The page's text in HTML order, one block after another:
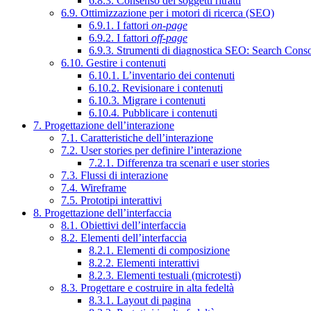
6.9. Ottimizzazione per i motori di ricerca (SEO)
6.9.1. I fattori on-page
6.9.2. I fattori off-page
6.9.3. Strumenti di diagnostica SEO: Search
6.10. Gestire i contenuti
6.10.1. L’inventario dei contenuti
6.10.2. Revisionare i contenuti
6.10.3. Migrare i contenuti
6.10.4. Pubblicare i contenuti
7. Progettazione dell’interazione
7.1. Caratteristiche dell’interazione
7.2. User stories per definire l’interazione
7.2.1. Differenza tra scenari e user stories
7.3. Flussi di interazione
7.4. Wireframe
7.5. Prototipi interattivi
8. Progettazione dell’interfaccia
8.1. Obiettivi dell’interfaccia
8.2. Elementi dell’interfaccia
8.2.1. Elementi di composizione
8.2.2. Elementi interattivi
8.2.3. Elementi testuali (microtesti)
8.3. Progettare e costruire in alta fedeltà
8.3.1. Layout di pagina